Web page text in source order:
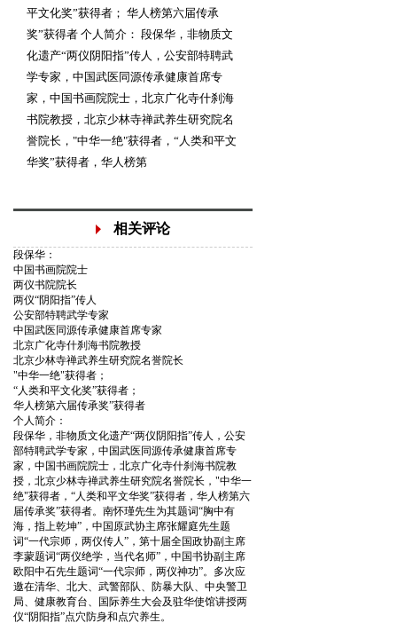
平文化奖”获得者； 华人榜第六届传承
奖”获得者 个人简介： 段保华，非物质文
化遗产“两仪阴阳指”传人，公安部特聘武
学专家，中国武医同源传承健康首席专
家，中国书画院院士，北京广化寺什刹海
书院教授，北京少林寺禅武养生研究院名
誉院长，"中华一绝"获得者，“人类和平文
华奖”获得者，华人榜第
相关评论
段保华：
中国书画院院士
两仪书院院长
两仪“阴阳指”传人
公安部特聘武学专家
中国武医同源传承健康首席专家
北京广化寺什刹海书院教授
北京少林寺禅武养生研究院名誉院长
"中华一绝"获得者；
“人类和平文化奖”获得者；
华人榜第六届传承奖”获得者
个人简介：
段保华，非物质文化遗产“两仪阴阳指”传人，公安
部特聘武学专家，中国武医同源传承健康首席专
家，中国书画院院士，北京广化寺什刹海书院教
授，北京少林寺禅武养生研究院名誉院长，"中华一
绝"获得者，“人类和平文华奖”获得者，华人榜第六
届传承奖”获得者。南怀瑾先生为其题词“胸中有
海，指上乾坤”，中国原武协主席张耀庭先生题
词“一代宗师，两仪传人”，第十届全国政协副主席
李蒙题词“两仪绝学，当代名师”，中国书协副主席
欧阳中石先生题词“一代宗师，两仪神功”。多次应
邀在清华、北大、武警部队、防暴大队、中央警卫
局、健康教育台、国际养生大会及驻华使馆讲授两
仪“阴阳指”点穴防身和点穴养生。